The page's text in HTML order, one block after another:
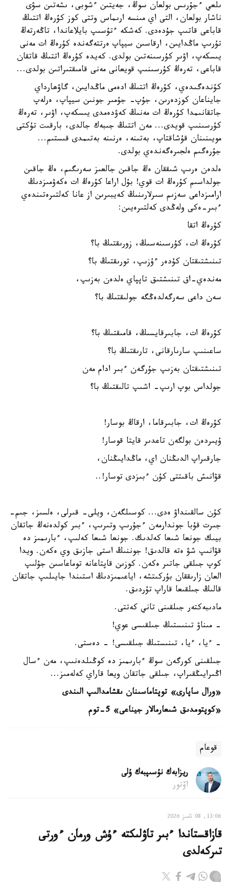
ىلعي ءجۇرىس بولعان سوڭ، جەيتىن ءشوبى، ىشەتىن سۋى
ناشار بولعان، التى اي مىنسە ارىماس وتتى كوز كۇرەڭ اتتىڭ
قاباعى قاتىپ جۇدەدى. كەشكە ءتۇسىپ بايلاعاندا، تاڭەرتەڭ
تۇرىپ ماڭدايىن، ارقاسىن سيپاپ ەرتتەگەندە كۇرەڭ ات مەنى
يىسكەپ، اۋىر كۇرسىنەتىن بولدى. كەيدە كۇرەڭ اتتىڭ قاتقان
قاباعى، تەرەڭ كۇرسىنىپ قويعانى مەنى قامىقتىراتىن بولدى...
كۇندەگىدەي، كۇرەڭ اتتىڭ ادەمى ماڭدايىن، گاۋھارداي
جايناعان كوزدەرىن، جۇپ- جۇمىر جونىن سيپاپ، ەرلەپ
جاتقانىمدا كۇرەڭ ات مەنىڭ كەۋدەمدى يىسكەپ، اۋىر، تەرەڭ
كۇرسىنىپ قويدى... مەن اتتىڭ جىبەك جالدى، بارقىت تۇكتى
مويىنىنان قۇشاقتاپ، بەتىنە، ەرنىنە بەتىمدى قىستىم...
جۇرەگىم ەلجىرەگەندەي بولدى.
ەلدەن ەرىپ شىققان ەڭ جاقىن جالعىز سەرىگىم، ەڭ جاقىن
جولداسىم كۇرەڭ ات قوي! بۇل اراعا كۇرەڭ ات ەكەۋمىزدىڭ
ارامىزداعى سەزىم سىرلارىنىڭ كەيبىرىن از عانا كەلتىرەتىندەي
ءبىر-ەكى ولەڭدى كەلتىرەيىن:
كۇرەڭ اتقا
كۇرەڭ ات، كۇرسىنەسىڭ، زورىقتىڭ با؟
تىنىشتىقتان كۇدەر ءۇزىپ، تورىقتىڭ با؟
مەندەي-اق تىنىشتىق تاپپاي ەلدەن بەزىپ،
سەن داعى سەرگەلدەڭگە جولىقتىڭ با؟
كۇرەڭ ات، جابىرقايسىڭ، قامىقتىڭ با؟
ساعىنىپ سارىارقانى، تارىقتىڭ با؟
تىنىشتىقتان بەزىپ جۇرگەن ءبىر ادام مەن
جولداس بوپ ارىپ- اشىپ تالىقتىڭ با؟
كۇرەڭ ات، جابىرقاما، ارقاڭ بوسار!
ۇيىردەن بولگەن تاعدىر قايتا قوسار!
جارقىراپ الدىڭنان اي، ماڭدايىڭنان،
قۋانىش باقىتتى كۇن ءبىزدى توسار!..
كۇن سالقىنداۋ ەدى... كوسىلگەن، ويلى- قىرلى، ەلسىز، جىم-
جىرت قۇبا جوندارمەن ءجۇرىپ وتىرىپ، ءبىر كولدەنەڭ جاتقان
بيىك جونعا شىعا كەلدىك. جونعا شىعا كەلىپ، ءبارىمىز دە
قۋانىپ شۋ ەتە قالدىق! جوننىڭ استى جازىق وي ەكەن. ويدا
كوپ جىلقى جاتىر ەكەن. كوزىن قاپتاعانە توماعاسىن جۇلىپ
العان زارىققان بۇركىتشە، اياعىمىزدىڭ استىندا جايىلىپ جاتقان
قالىڭ جىلقىعا قاراپ تۇردىق.
مادىبەكتەر جىلقىنى تاني كەتتى.
- مىناۋ تىنىستىڭ جىلقىسى عوي!
- ءيا، ءيا، تىنىستىڭ جىلقىسى! - دەستى.
جىلقىنى كورگەن سوڭ ءبارىمىز دە كوڭىلدەنىپ، مەن ءسال
اڭىرايىڭقىراپ، جىلقى جاتقان ويعا قاراي كەلەمىز...
«ورال ساپارى» توپتاماسىنان ىقشامدالىپ الىندى
«كوپتومدىق شىعارمالار جيناعى» 5-توم
قوعام
ريزابەك نۇسىپبەك ۇلى
اۆتور
13:06, 08 تامىز 2026
قازاقستاندا ءبىر تاۋلىكتە ءۇش ورمان ءورتى
تىركەلدى